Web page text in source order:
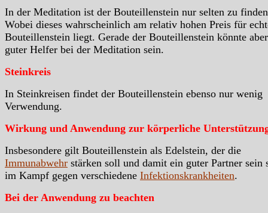
In der Meditation ist der Bouteillenstein nur selten zu
Wobei dieses wahrscheinlich am relativ hohen Preis für
Bouteillenstein liegt. Gerade der Bouteillenstein könnte
guter Helfer bei der Meditation sein.
Steinkreis
In Steinkreisen findet der Bouteillenstein ebenso nur wenig
Verwendung.
Wirkung und Anwendung zur körperliche
Insbesondere gilt Bouteillenstein als Edelstein, der die
Immunabwehr stärken soll und damit ein guter Partner sein
im Kampf gegen verschiedene Infektionskrankheiten.
Bei der Anwendung zu beachten